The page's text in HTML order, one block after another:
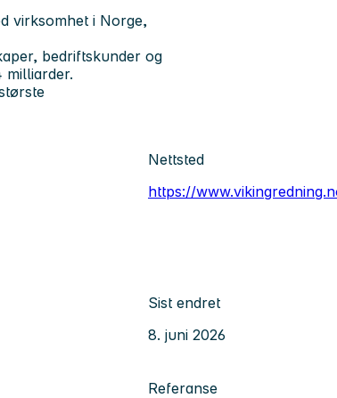
virksomhet i Norge,
bedriftskunder og
milliarder.
Nettsted
https://
Sist endret
8. juni 2026
Referanse